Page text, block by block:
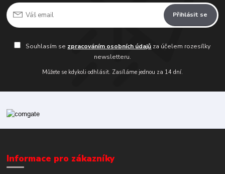
Přihlásit se
Souhlasím se zpracováním osobních údajů za účelem rozesílky
newsletteru.
Můžete se kdykoli odhlásit. Zasíláme jednou za 14 dní.
Informace pro zákazníky